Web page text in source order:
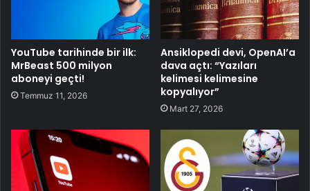
YouTube tarihinde bir ilk:
MrBeast 500 milyon
aboneyi geçti!
Temmuz 11, 2026
Ansiklopedi devi, OpenAI’a
dava açtı: “Yazıları
kelimesi kelimesine
kopyalıyor”
Mart 27, 2026